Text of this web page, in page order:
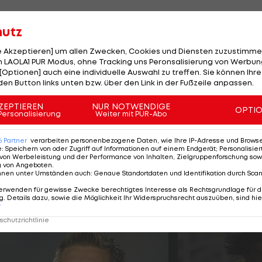
Bundesliga für die Grazer auf und durfte einmal über
geplant
Leon Klassne, Mathias Olsen (Kaufoption:
wohl von einigen Spielern verabschieden müssen.
könnten dafür infrage kommen.
Österreich gewechselt
Akzeptieren] um allen Zwecken, Cookies und Diensten
PUR Modus, ohne Tracking uns Peronsalisierung von
auch eine individuelle Auswahl zu treffen. Sie können
Button links unten bzw. über den Link in der Fußzeile anpassen.
NUR NOTWENDIGE
Weiter mit PUR-Abo
Partner verarbeiten personenbezogene Daten, wie Ihre IP-Adresse und
: Speichern von oder Zugriff auf Informationen auf einem Endgerät;
Werbeleistung und der Performance von Inhalten, Zielgruppenforschung
von Angeboten.
unter Umständen auch: Genaue Standortdaten und Identifikation durch
für gewisse Zwecke berechtigtes Interesse als Rechtsgrundlage für
Details dazu, sowie die Möglichkeit Ihr Widerspruchsrecht auszuüben, sind